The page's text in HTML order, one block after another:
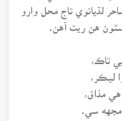
لڌيانوي تاج محل وارو
هن ريت آهن.
تاڪ،
ليڪر،
مذاق،
سي.